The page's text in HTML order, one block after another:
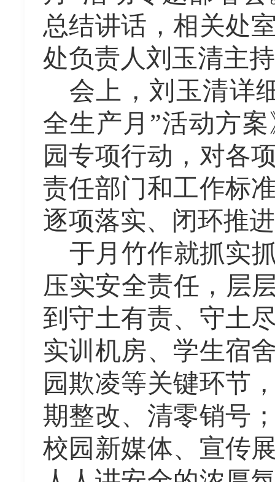
总结讲话 ，相关处
处负责人刘玉清主
会上，刘玉清详
全生产月”活动方
园专项行动，对各
责任部门和工作标
逐项落实、闭环推
于月竹作就抓实
压实安全责任，层
到守土有责、守土
实训机房、学生宿
园欺凌等关键环节
期整改、清零销号
校园新媒体、宣传